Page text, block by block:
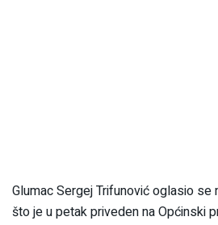
Glumac Sergej Trifunović oglasio se
što je u petak priveden na Općinski